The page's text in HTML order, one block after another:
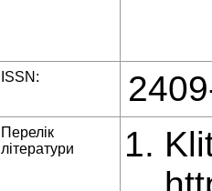
ISSN:
Перелік
літератури